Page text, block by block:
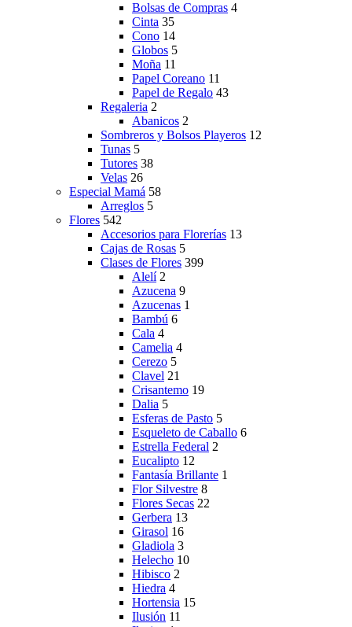
Bolsas de Compras 4
Cinta 35
Cono 14
Globos 5
Moña 11
Papel Coreano 11
Papel de Regalo 43
Regaleria 2
Abanicos 2
Sombreros y Bolsos Playeros 12
Tunas 5
Tutores 38
Velas 26
Especial Mamá 58
Arreglos 5
Flores 542
Accesorios para Florerías 13
Cajas de Rosas 5
Clases de Flores 399
Alelí 2
Azucena 9
Azucenas 1
Bambú 6
Cala 4
Camelia 4
Cerezo 5
Clavel 21
Crisantemo 19
Dalia 5
Esferas de Pasto 5
Esqueleto de Caballo 6
Estrella Federal 2
Eucalipto 12
Fantasía Brillante 1
Flor Silvestre 8
Flores Secas 22
Gerbera 13
Girasol 16
Gladiola 3
Helecho 10
Hibisco 2
Hiedra 4
Hortensia 15
Ilusión 11